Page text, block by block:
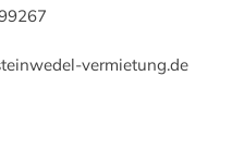
vermietung.de